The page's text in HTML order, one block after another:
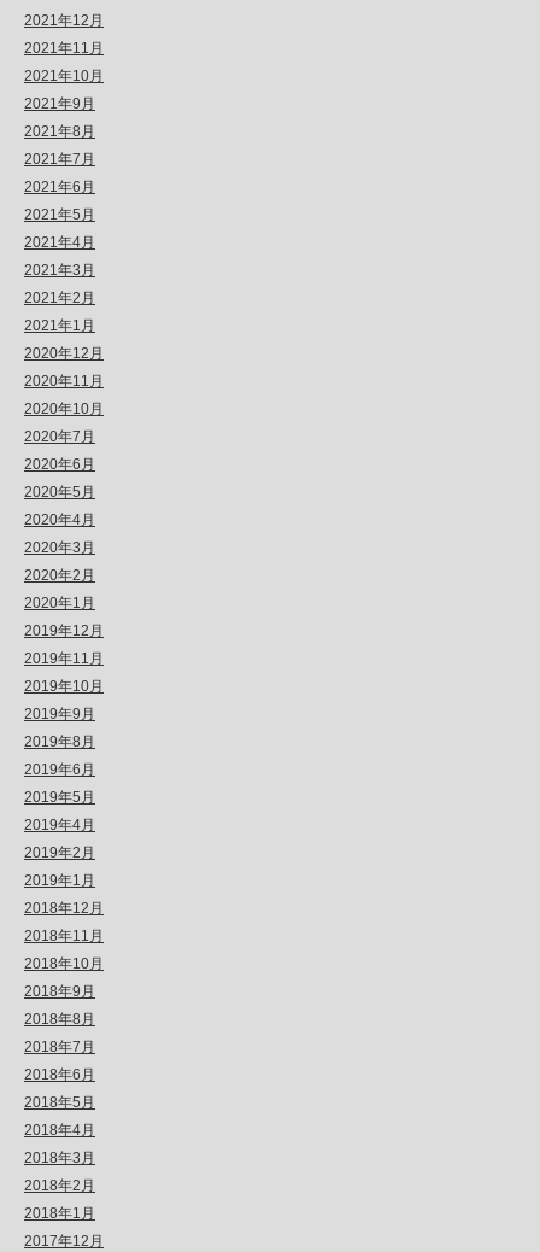
2021年12月
2021年11月
2021年10月
2021年9月
2021年8月
2021年7月
2021年6月
2021年5月
2021年4月
2021年3月
2021年2月
2021年1月
2020年12月
2020年11月
2020年10月
2020年7月
2020年6月
2020年5月
2020年4月
2020年3月
2020年2月
2020年1月
2019年12月
2019年11月
2019年10月
2019年9月
2019年8月
2019年6月
2019年5月
2019年4月
2019年2月
2019年1月
2018年12月
2018年11月
2018年10月
2018年9月
2018年8月
2018年7月
2018年6月
2018年5月
2018年4月
2018年3月
2018年2月
2018年1月
2017年12月